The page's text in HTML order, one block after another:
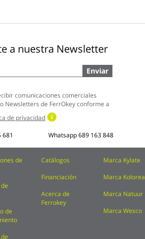
a nuestra Newsletter
Enviar
comunicaciones comerciales
Newsletters de FerrOkey conforme a
de privacidad
681 Whatsapp689 163 848
de
de
Catálogos
Financiación
Acerca de
Ferrokey
Marca Kylate
Marca Kolorea
Marca Natuur
Marca Wesco